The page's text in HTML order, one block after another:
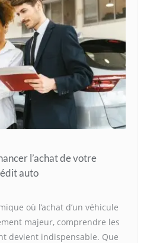
l’achat de votre
auto
où l’achat d’un véhicule
majeur, comprendre les
devient indispensable. Que